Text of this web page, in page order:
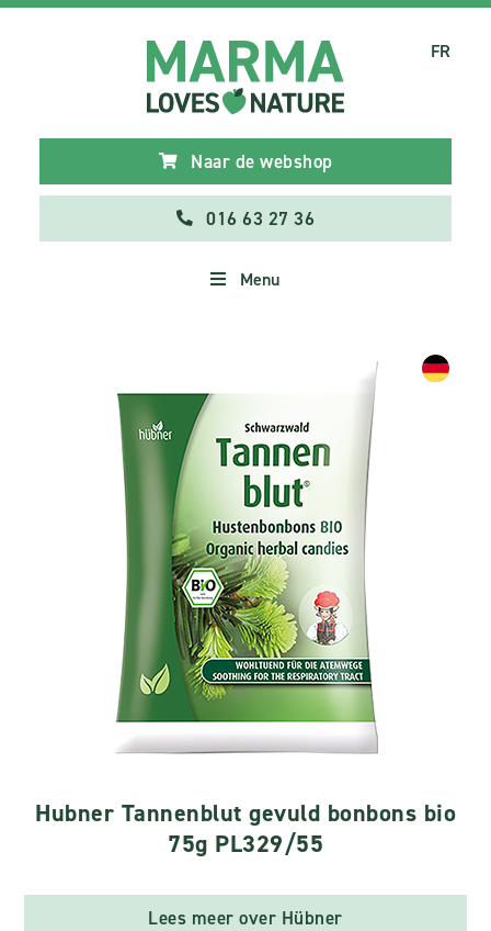
Naar de webshop
016 63 27 36
Menu
FR
Hubner Tannenblut gevuld bonbons bio
75g PL329/55
Lees meer over Hübner